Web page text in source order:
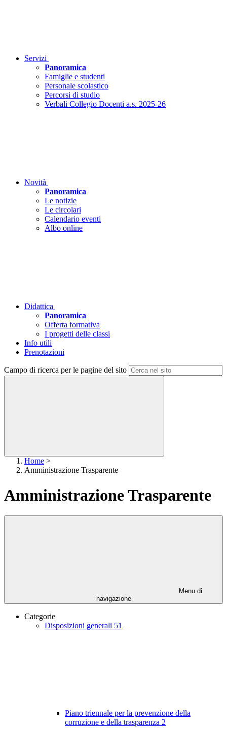
Servizi
Panoramica
Famiglie e studenti
Personale scolastico
Percorsi di studio
Verbali Collegio Docenti a.s. 2025-26
Novità
Panoramica
Le notizie
Le circolari
Calendario eventi
Albo online
Didattica
Panoramica
Offerta formativa
I progetti delle classi
Info utili
Prenotazioni
Campo di ricerca per le pagine del sito
Home >
Amministrazione Trasparente
Amministrazione Trasparente
Menu di
navigazione
Categorie
Disposizioni generali 51
Piano triennale per la prevenzione della
corruzione e della trasparenza 2